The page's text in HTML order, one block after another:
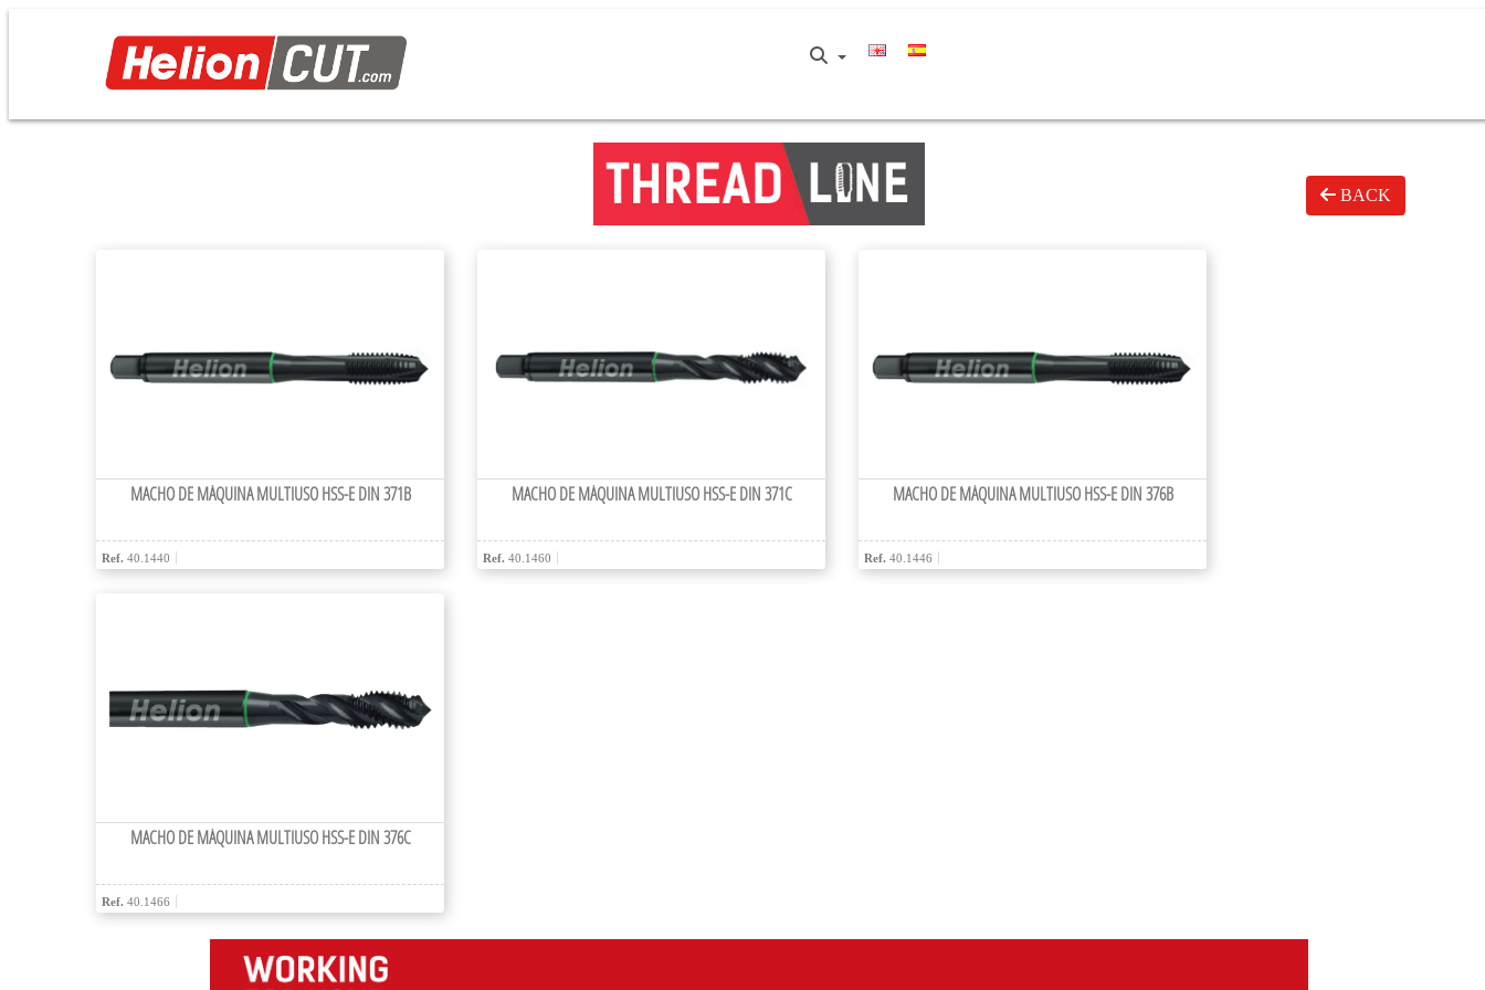
BACK
MACHO DE MÁQUINA MULTIUSO HSS-E DIN 371B
Ref. 40.1440
MACHO DE MÁQUINA MULTIUSO HSS-E DIN 371C
Ref. 40.1460
MACHO DE MÁQUINA MULTIUSO HSS-E DIN 376B
Ref. 40.1446
MACHO DE MÁQUINA MULTIUSO HSS-E DIN 376C
Ref. 40.1466